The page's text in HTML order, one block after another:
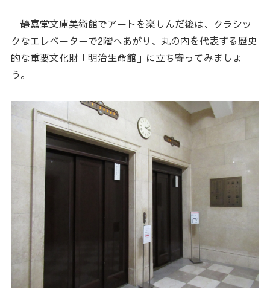
静嘉堂文庫美術館でアートを楽しんだ後は、クラシッ
クなエレベーターで2階へあがり、丸の内を代表する歴史
的な重要文化財「明治生命館」に立ち寄ってみましょ
う。